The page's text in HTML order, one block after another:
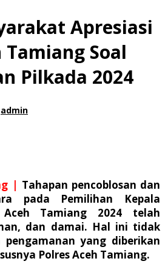
Apresiasi
Tamiang Soal
Pilkada 2024
admin
| Tahapan pencoblosan dan
pada Pemilihan Kepala
Aceh Tamiang 2024 telah
dan damai. Hal ini tidak
yang diberikan
Polres Aceh Tamiang.